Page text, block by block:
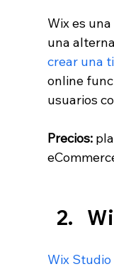
Wix es
una
crear una
online
usuarios
Precios:
Wix Studio